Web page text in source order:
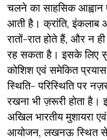
चलने का साहसिक आह्वान
आती है। क्रांति, इंकलाब
रातों-रात होते हैं, और न
रह सकता है। इसके लिए
कोशिश एवं समेकित प्रयास
स्थिति- परिस्थिति पर
रखना भी ज़रूरी होता है।
अखिल भारतीय मुशायरा
आयोजन, लखनऊ स्थित